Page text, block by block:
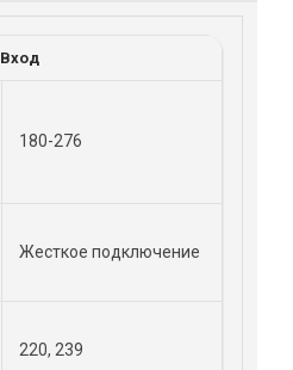
Вход
180-276
Жесткое подключение
220, 239